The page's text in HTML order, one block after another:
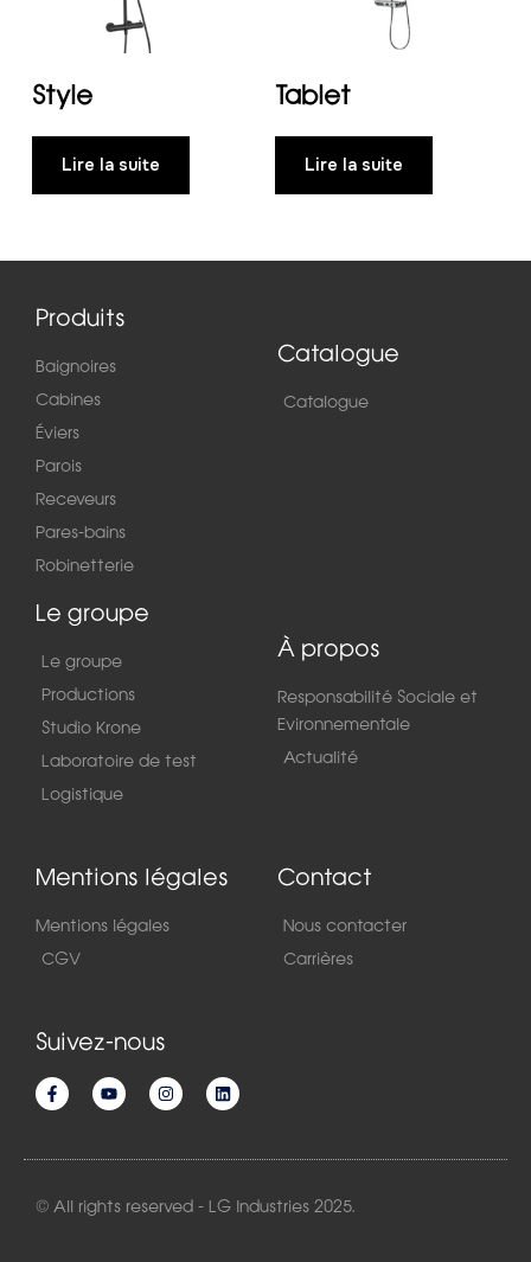
Style
Lire la suite
Tablet
Lire la suite
Produits
Baignoires
Cabines
Éviers
Parois
Receveurs
Pares-bains
Robinetterie
Catalogue
Catalogue
Le groupe
Le groupe
Productions
Studio Krone
Laboratoire de test
Logistique
À propos
Responsabilité Sociale et
Evironnementale
Actualité
Mentions légales
Mentions légales
CGV
Contact
Nous contacter
Carrières
Suivez-nous
© All rights reserved - LG Industries 2025.